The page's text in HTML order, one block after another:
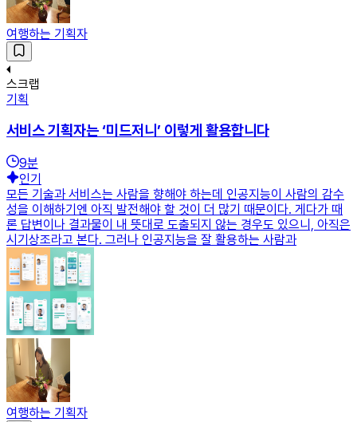
여행하는 기획자
스크랩
기획
서비스 기획자는 ‘미드저니’ 이렇게 활용합니다
9분
인기
모든 기술과 서비스는 사람을 향해야 하는데 인공지능이 사람의 감수
성을 이해하기엔 아직 발전해야 할 것이 더 많기 때문이다. 게다가 때
론 답변이나 결과물이 내 뜻대로 도출되지 않는 경우도 있으니, 아직은
시기상조라고 본다. 그러나 인공지능을 잘 활용하는 사람과
여행하는 기획자